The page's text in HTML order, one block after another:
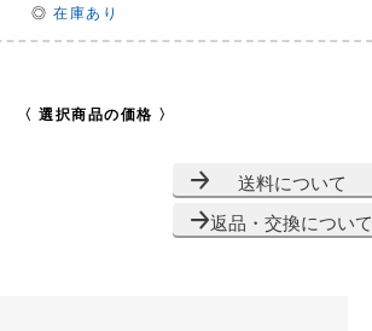
◎ 在庫あり
〈 選択商品の価格 〉
送料について
返品・交換について